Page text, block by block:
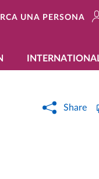
UNA PERSONA
Share